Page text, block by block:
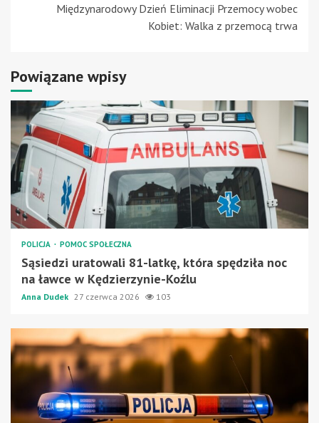
Międzynarodowy Dzień Eliminacji Przemocy wobec
Kobiet: Walka z przemocą trwa
Powiązane wpisy
POLICJA POMOC SPOŁECZNA
Sąsiedzi uratowali 81-latkę, która spędziła noc
na ławce w Kędzierzynie-Koźlu
Anna Dudek 27 czerwca 2026 103